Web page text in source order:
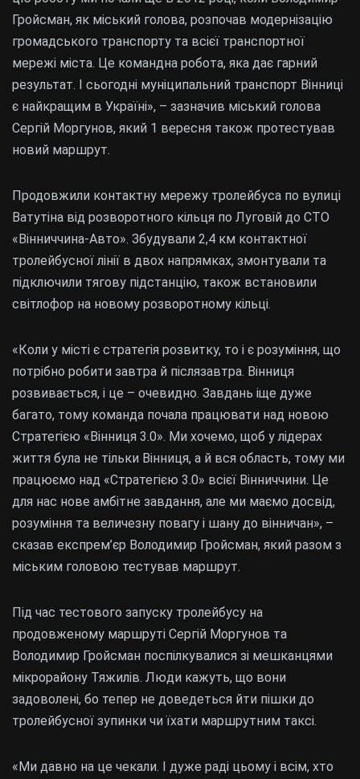
Гройсман, як міський голова, розпочав модернізацію
громадського транспорту та всієї транспортної
мережі міста. Це командна робота, яка дає гарний
результат. І сьогодні муніципальний транспорт Вінниці
є найкращим в Україні», – зазначив міський голова
Сергій Моргунов, який 1 вересня також протестував
новий маршрут.
Продовжили контактну мережу тролейбуса по вулиці
Ватутіна від розворотного кільця по Луговій до СТО
«Вінниччина-Авто». Збудували 2,4 км контактної
тролейбусної лінії в двох напрямках, змонтували та
підключили тягову підстанцію, також встановили
світлофор на новому розворотному кільці.
«Коли у місті є стратегія розвитку, то і є розуміння, що
потрібно робити завтра й післязавтра. Вінниця
розвивається, і це – очевидно. Завдань іще дуже
багато, тому команда почала працювати над новою
Стратегією «Вінниця 3.0». Ми хочемо, щоб у лідерах
життя була не тільки Вінниця, а й вся область, тому ми
працюємо над «Стратегією 3.0» всієї Вінниччини. Це
для нас нове амбітне завдання, але ми маємо досвід,
розуміння та величезну повагу і шану до вінничан», –
сказав експрем’єр Володимир Гройсман, який разом з
міським головою тестував маршрут.
Під час тестового запуску тролейбусу на
продовженому маршруті Сергій Моргунов та
Володимир Гройсман поспілкувалися зі мешканцями
мікрорайону Тяжилів. Люди кажуть, що вони
задоволені, бо тепер не доведеться йти пішки до
тролейбусної зупинки чи їхати маршрутним таксі.
«Ми давно на це чекали. І дуже раді цьому і всім, хто